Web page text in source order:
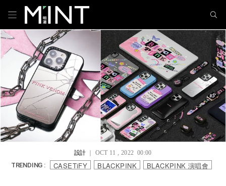
設計｜ OCT 11 , 2022 00:00
TRENDING : CASETiFY BLACKPINK BLACKPINK 演唱會